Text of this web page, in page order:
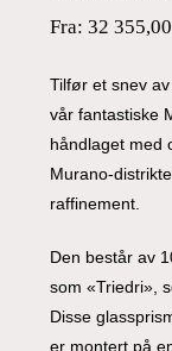
Fra: 32 355,00
Tilfør et snev
vår fantastiske
håndlaget med
Murano-
raffinement.
Den består av
som «Triedri»,
Disse
er montert på